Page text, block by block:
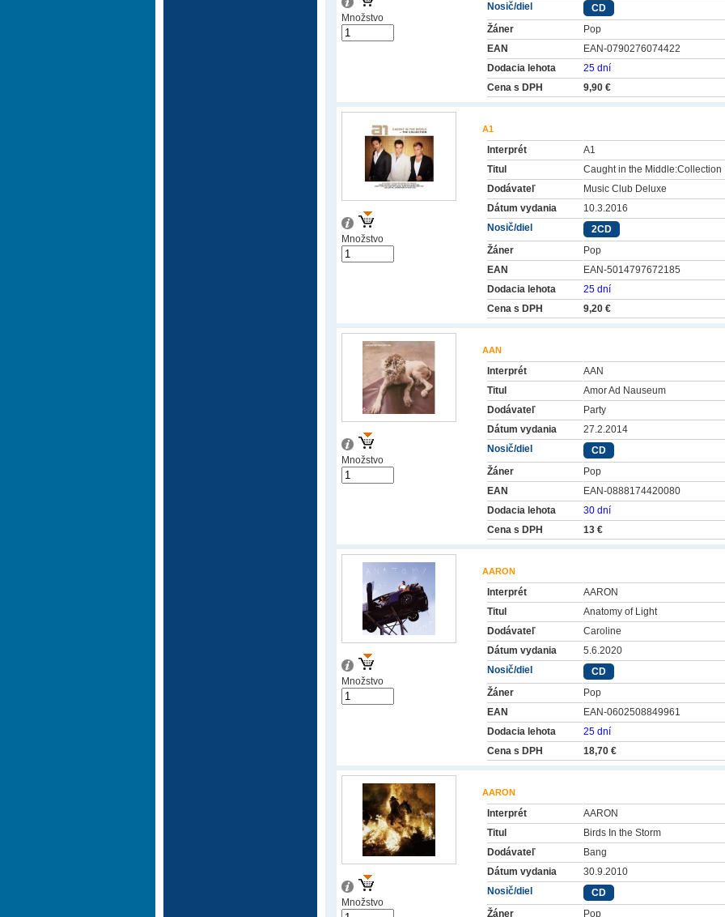
Nosič/diel
CD
Žáner
Pop
EAN
EAN-0790276074422
Dodacia lehota
25 dní
Cena s DPH
9,90 €
Množstvo
A1
Interprét
A1
Titul
Caught in the Middle:Collection
Dodávateľ
Music Club Deluxe
Dátum vydania
10.3.2016
Nosič/diel
2CD
Žáner
Pop
EAN
EAN-5014797672185
Dodacia lehota
25 dní
Cena s DPH
9,20 €
Množstvo
AAN
Interprét
AAN
Titul
Amor Ad Nauseum
Dodávateľ
Party
Dátum vydania
27.2.2014
Nosič/diel
CD
Žáner
Pop
EAN
EAN-0888174420080
Dodacia lehota
30 dní
Cena s DPH
13 €
Množstvo
AARON
Interprét
AARON
Titul
Anatomy of Light
Dodávateľ
Caroline
Dátum vydania
5.6.2020
Nosič/diel
CD
Žáner
Pop
EAN
EAN-0602508849961
Dodacia lehota
25 dní
Cena s DPH
18,70 €
Množstvo
AARON
Interprét
AARON
Titul
Birds In the Storm
Dodávateľ
Bang
Dátum vydania
30.9.2010
Nosič/diel
CD
Žáner
Pop
Množstvo